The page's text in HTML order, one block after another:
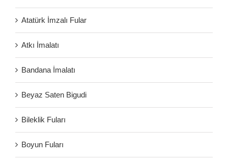
Atatürk İmzalı Fular
Atkı İmalatı
Bandana İmalatı
Beyaz Saten Bigudi
Bileklik Fuları
Boyun Fuları